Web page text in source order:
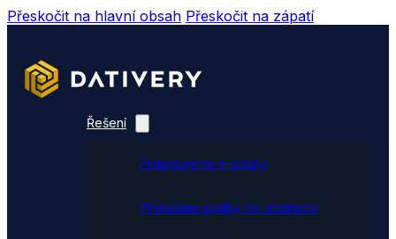
Přeskočit na hlavní obsah Přeskočit na zápatí
Řešení
Propojujeme e-shopy
Přenášíme platby do účetnictví